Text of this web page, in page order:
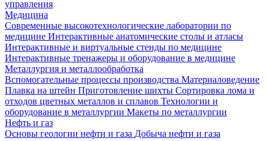
управления
Медицина
Современные высокотехнологические лаборатории по
медицине Интерактивные анатомические столы и атласы
Интерактивные и виртуальные стенды по медицине
Интерактивные тренажеры и оборудование в медицине
Металлургия и металлообработка
Вспомогательные процессы производства Материаловедение
Плавка на штейн Приготовление шихты Сортировка лома и
отходов цветных металлов и сплавов Технологии и
оборудование в металлургии Макеты по металлургии
Нефть и газ
Основы геологии нефти и газа Добыча нефти и газа